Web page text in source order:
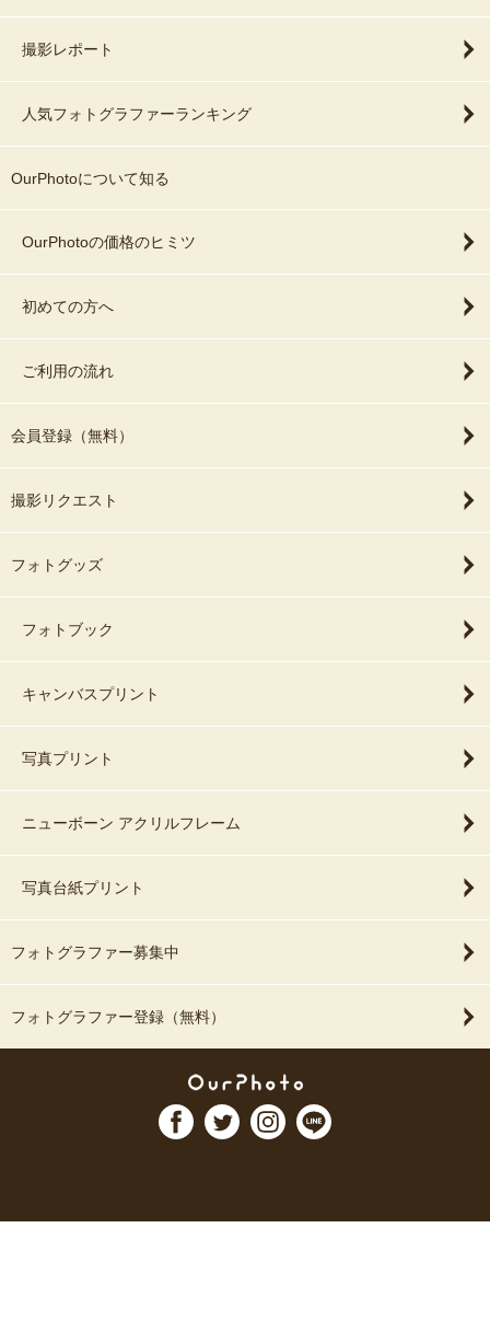
撮影レポート
人気フォトグラファーランキング
OurPhotoについて知る
OurPhotoの価格のヒミツ
初めての方へ
ご利用の流れ
会員登録（無料）
撮影リクエスト
フォトグッズ
フォトブック
キャンバスプリント
写真プリント
ニューボーン アクリルフレーム
写真台紙プリント
フォトグラファー募集中
フォトグラファー登録（無料）